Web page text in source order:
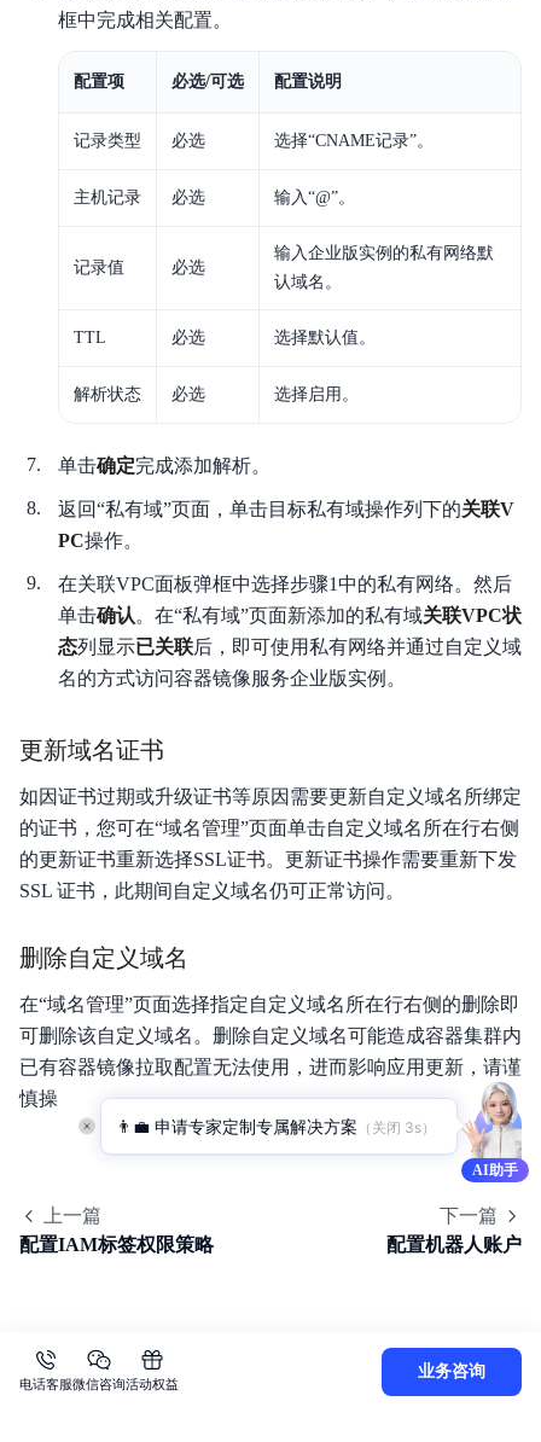
框中完成相关配置。
配置项 必选/可选 配置说明
记录类型 必选 选择“CNAME记录”。
主机记录 必选 输入“@”。
记录值 必选
输入企业版实例的私有网络默
认域名。
TTL 必选 选择默认值。
解析状态 必选 选择启用。
单击确定完成添加解析。
返回“私有域”页面，单击目标私有域操作列下的关联V
PC操作。
在关联VPC面板弹框中选择步骤1中的私有网络。然后
单击确认 。在“私有域”页面新添加的私有域关联VPC状
态列显示已关联后，即可使用私有网络并通过自定义域
名的方式访问容器镜像服务企业版实例。
更新域名证书
如因证书过期或升级证书等原因需要更新自定义域名所绑定
的证书，您可在“域名管理”页面单击自定义域名所在行右侧
的更新证书重新选择SSL证书。更新证书操作需要重新下发
SSL 证书，此期间自定义域名仍可正常访问。
删除自定义域名
在“域名管理”页面选择指定自定义域名所在行右侧的删除即
可删除该自定义域名。删除自定义域名可能造成容器集群内
已有容器镜像拉取配置无法使用，进而影响应用更新，请谨
慎操
上一篇
配置IAM标签权限策略
下一篇
配置机器人账户
AI助手
👨‍💼 申请专家定制专属解决方案 （关闭 2s）
电话客服微信咨询活动权益
业务咨询